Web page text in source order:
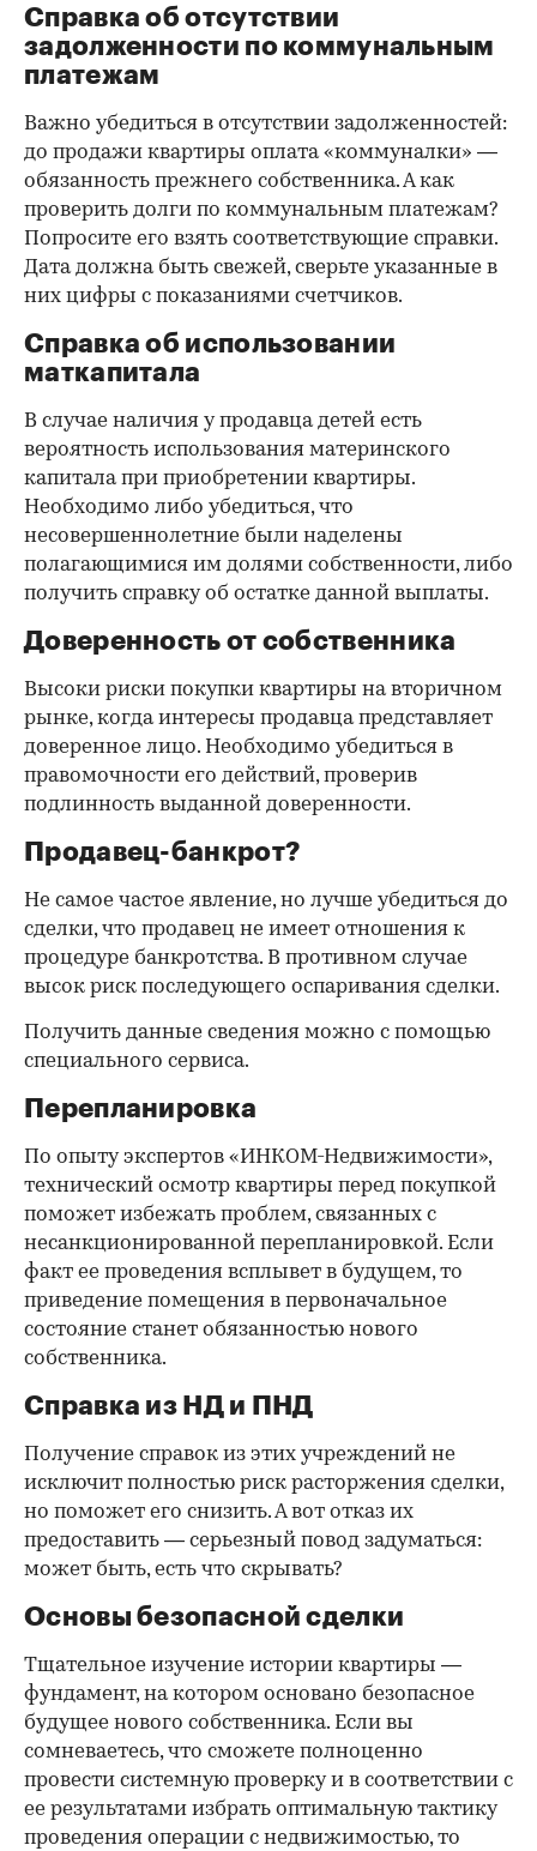
Справка об отсутствии
задолженности по коммунальным
платежам
Важно убедиться в отсутствии задолженностей:
до продажи квартиры оплата «коммуналки» —
обязанность прежнего собственника. А как
проверить долги по коммунальным платежам?
Попросите его взять соответствующие справки.
Дата должна быть свежей, сверьте указанные в
них цифры с показаниями счетчиков.
Справка об использовании
маткапитала
В случае наличия у продавца детей есть
вероятность использования материнского
капитала при приобретении квартиры.
Необходимо либо убедиться, что
несовершеннолетние были наделены
полагающимися им долями собственности, либо
получить справку об остатке данной выплаты.
Доверенность от собственника
Высоки риски покупки квартиры на вторичном
рынке, когда интересы продавца представляет
доверенное лицо. Необходимо убедиться в
правомочности его действий, проверив
подлинность выданной доверенности.
Продавец-банкрот?
Не самое частое явление, но лучше убедиться до
сделки, что продавец не имеет отношения к
процедуре банкротства. В противном случае
высок риск последующего оспаривания сделки.
Получить данные сведения можно с помощью
специального сервиса.
Перепланировка
По опыту экспертов «ИНКОМ-Недвижимости»,
технический осмотр квартиры перед покупкой
поможет избежать проблем, связанных с
несанкционированной перепланировкой. Если
факт ее проведения всплывет в будущем, то
приведение помещения в первоначальное
состояние станет обязанностью нового
собственника.
Справка из НД и ПНД
Получение справок из этих учреждений не
исключит полностью риск расторжения сделки,
но поможет его снизить. А вот отказ их
предоставить — серьезный повод задуматься:
может быть, есть что скрывать?
Основы безопасной сделки
Тщательное изучение истории квартиры —
фундамент, на котором основано безопасное
будущее нового собственника. Если вы
сомневаетесь, что сможете полноценно
провести системную проверку и в соответствии с
ее результатами избрать оптимальную тактику
проведения операции с недвижимостью, то